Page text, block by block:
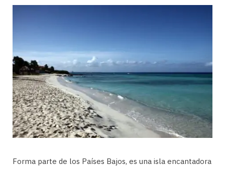
Forma parte de los Países Bajos, es una isla encantadora